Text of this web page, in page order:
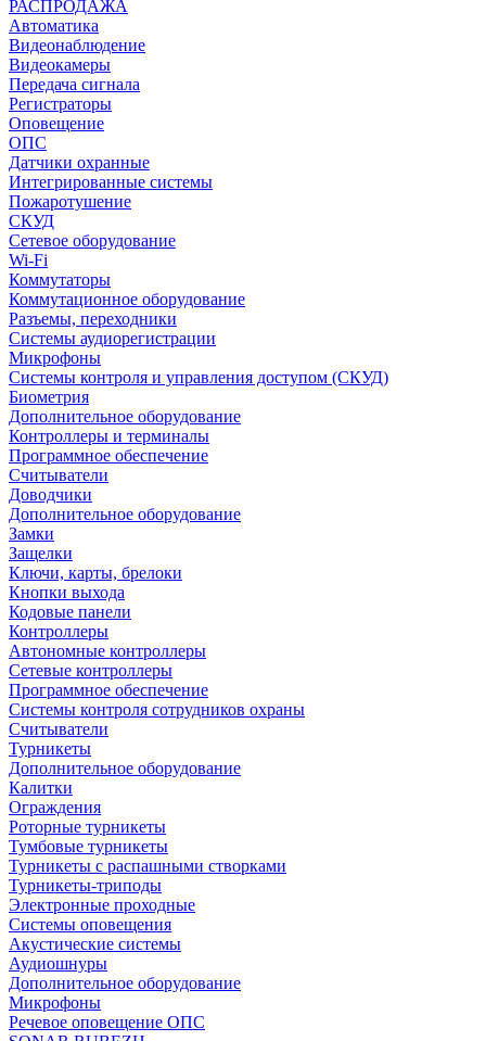
РАСПРОДАЖА
Автоматика
Видеонаблюдение
Видеокамеры
Передача сигнала
Регистраторы
Оповещение
ОПС
Датчики охранные
Интегрированные системы
Пожаротушение
СКУД
Сетевое оборудование
Wi-Fi
Коммутаторы
Коммутационное оборудование
Разъемы, переходники
Системы аудиорегистрации
Микрофоны
Системы контроля и управления доступом (СКУД)
Биометрия
Дополнительное оборудование
Контроллеры и терминалы
Программное обеспечение
Считыватели
Доводчики
Дополнительное оборудование
Замки
Защелки
Ключи, карты, брелоки
Кнопки выхода
Кодовые панели
Контроллеры
Автономные контроллеры
Сетевые контроллеры
Программное обеспечение
Системы контроля сотрудников охраны
Считыватели
Турникеты
Дополнительное оборудование
Калитки
Ограждения
Роторные турникеты
Тумбовые турникеты
Турникеты с распашными створками
Турникеты-триподы
Электронные проходные
Системы оповещения
Акустические системы
Аудиошнуры
Дополнительное оборудование
Микрофоны
Речевое оповещение ОПС